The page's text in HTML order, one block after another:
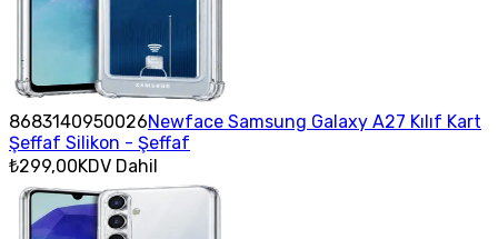
8683140950026Newface Samsung Galaxy A27 Kılıf Kart
Şeffaf Silikon - Şeffaf
₺299,00KDV Dahil